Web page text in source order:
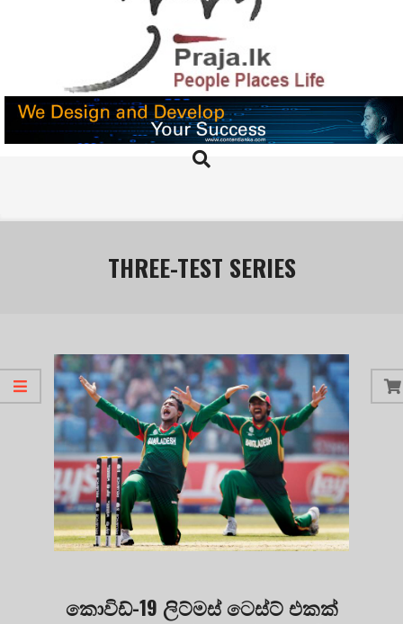
PRAJA.LK
Search
THREE-TEST SERIES
කොවිඩ්-19 ලිට්මස් ටෙස්ට් එකක්